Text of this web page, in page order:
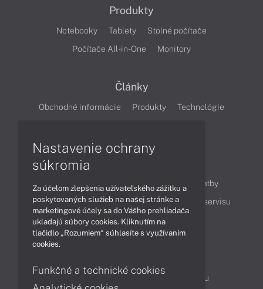
Produkty
Notebooky Tablety
Stolné počítače
Počítače All-in-One
Monitory
Články
Obchodné informácie Produkty
Technológie
Ako nakupovať
Možnosti doručenia a platby
Podpora a servis
Servisné služby Cenník servisu
Kontakty
Reklamácia tovaru
Nastavenie ochrany
súkromia
Za účelom zlepšenia užívateľského zážitku a
poskytovaných služieb na našej stránke a
marketingové účely sa do Vášho prehliadača
ukladajú súbory cookies. Kliknutím na
tlačidlo „Rozumiem“ súhlasíte s využívaním
cookies.
Funkčné a technické cookies